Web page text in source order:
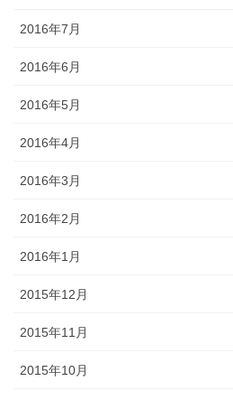
2016年7月
2016年6月
2016年5月
2016年4月
2016年3月
2016年2月
2016年1月
2015年12月
2015年11月
2015年10月